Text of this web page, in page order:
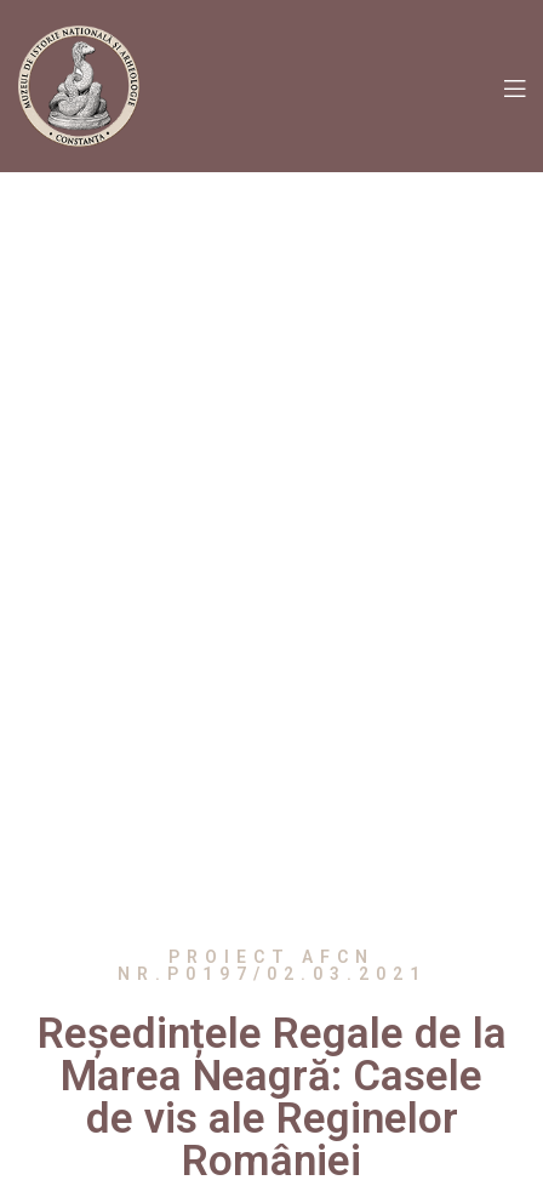
PROIECT AFCN
NR.P0197/02.03.2021
Reședințele Regale de la
Marea Neagră: Casele
de vis ale Reginelor
României